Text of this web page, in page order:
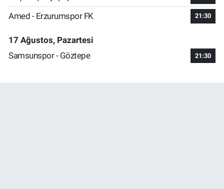
Amed - Erzurumspor FK 21:30
17 Ağustos, Pazartesi
Samsunspor - Göztepe
21:30